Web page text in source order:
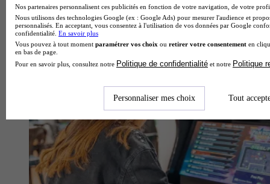
Aucun avis
Paris
Voir l’établissement
Nos partenaires personnalisent ces publicités en fonction de votre navigation, de votre
Nous utilisons des technologies Google (ex : Google Ads) pour mesurer l'audience et
personnalisés. En acceptant, vous consentez à l'utilisation de vos données par Google
confidentialité. En savoir plus
Vous pouvez à tout moment paramétrer vos choix ou retirer votre consentement en
en bas de page.
Pour en savoir plus, consultez notre Politique de confidentialité et notre Politique
Personnaliser mes choix Tout